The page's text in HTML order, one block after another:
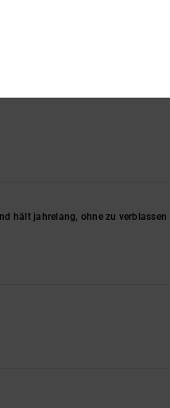
hält jahrelang, ohne zu verblassen